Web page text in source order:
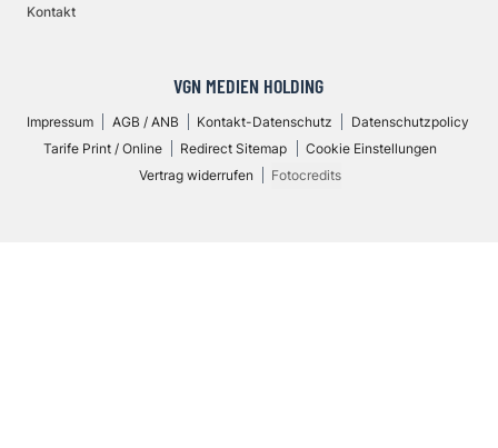
Kontakt
VGN MEDIEN HOLDING
Impressum AGB / ANB Kontakt-Datenschutz
Datenschutzpolicy
Tarife Print / Online
Redirect Sitemap
Cookie Einstellungen
Vertrag widerrufen
Fotocredits